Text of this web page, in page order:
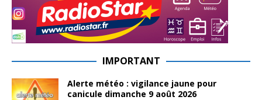
IMPORTANT
Alerte météo : vigilance jaune pour
canicule dimanche 9 août 2026